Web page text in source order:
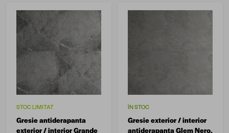
STOC LIMITAT
Gresie antiderapanta
exterior / interior Grande
ÎN STOC
Gresie exterior / interior
antiderapanta Glem Nero,